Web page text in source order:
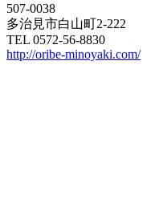
507-0038
多治見市白山町2-222
TEL 0572-56-8830
http://oribe-minoyaki.com/